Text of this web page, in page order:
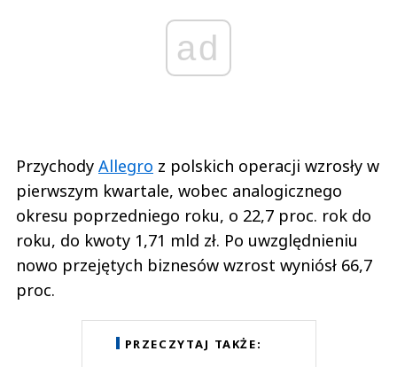
ad
Przychody Allegro z polskich operacji wzrosły w
pierwszym kwartale, wobec analogicznego
okresu poprzedniego roku, o 22,7 proc. rok do
roku, do kwoty 1,71 mld zł. Po uwzględnieniu
nowo przejętych biznesów wzrost wyniósł 66,7
proc.
PRZECZYTAJ TAKŻE: